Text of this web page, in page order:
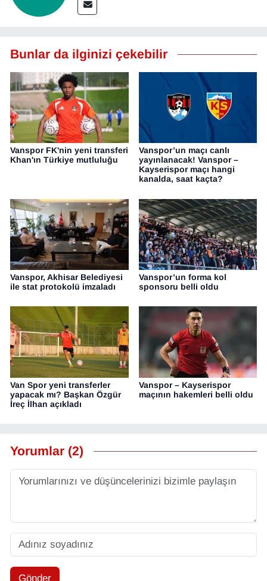
Bunlar da ilginizi çekebilir
Vanspor FK'nin yeni transferi
Khan'ın Türkiye mutluluğu
Vanspor’un maçı canlı
yayınlanacak! Vanspor –
Kayserispor maçı hangi
kanalda, saat kaçta?
Vanspor, Akhisar Belediyesi
ile stat protokolü imzaladı
Vanspor’un forma kol
sponsoru belli oldu
Van Spor yeni transferler
yapacak mı? Başkan Özgür
İreç İlhan açıkladı
Vanspor – Kayserispor
maçının hakemleri belli oldu
Yorumlar (2)
Gönder